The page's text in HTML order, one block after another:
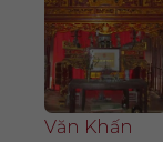
Văn Khấn